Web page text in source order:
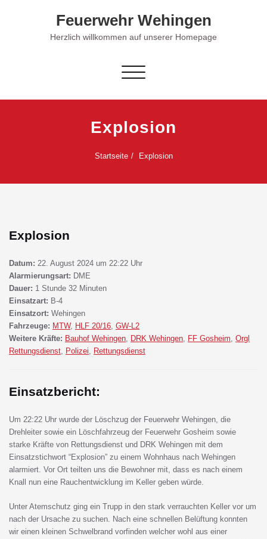
Feuerwehr Wehingen
Herzlich willkommen auf unserer Homepage
Schalte Navigation
Explosion
Startseite Explosion
Explosion
Datum: 22. August 2024 um 22:22 Uhr
Alarmierungsart: DME
Dauer: 1 Stunde 32 Minuten
Einsatzart: B-4
Einsatzort: Wehingen
Fahrzeuge: MTW, HLF 20/16, GW-L2
Weitere Kräfte: Bauhof Wehingen, DRK Wehingen, FF Gosheim, Orgl
Rettungsdienst, Polizei, Rettungsdienst
Einsatzbericht:
Um 22:22 Uhr wurde der Löschzug der Feuerwehr Wehingen, die
Drehleiter sowie ein Löschfahrzeug der Feuerwehr Gosheim sowie
starke Kräfte von Rettungsdienst und DRK Wehingen mit dem
Einsatzstichwort “Explosion” zu einem Wohnhaus nach Wehingen
alarmiert. Vor Ort teilten uns die Bewohner mit, dass es nach einem
Knall nun eine Rauchentwicklung im Keller geben würde.
Unter Atemschutz ging ein Trupp in den stark verrauchten Keller vor um
nach der Ursache zu suchen. Nach eine schnellen Belüftung konnten
wir einen kleinen Schwelbrand vorfinden welcher wohl aus einer